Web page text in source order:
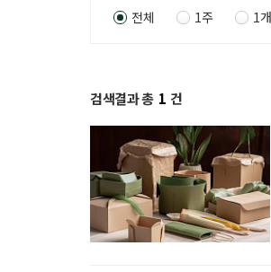
전체 1주 1
검색결과 총 1 건